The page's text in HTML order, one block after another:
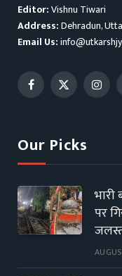
Editor:Vishnu Tiwari
Address:Dehradun,
Email Us:
Facebook
X
Our Picks
भारी
पर